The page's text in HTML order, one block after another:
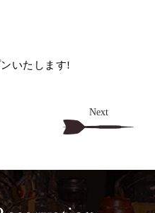
いたします!
Next